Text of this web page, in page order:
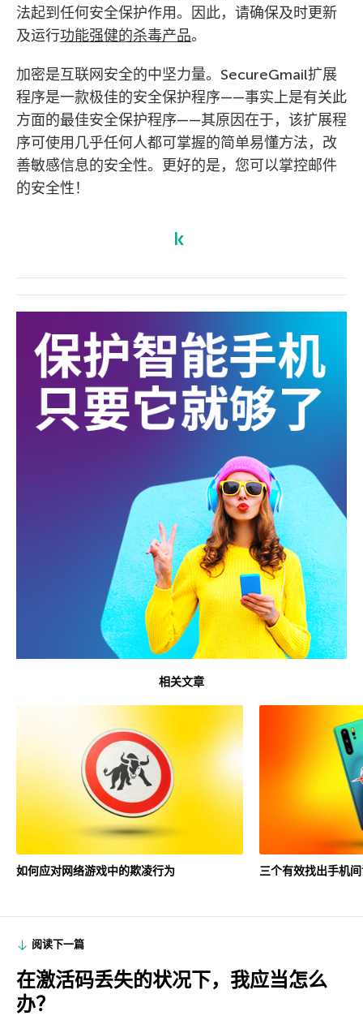
法起到任何安全保护作用。因此，请确保及时更新
及运行功能强健的杀毒产品。
加密是互联网安全的中坚力量。SecureGmail扩展
程序是一款极佳的安全保护程序——事实上是有关此
方面的最佳安全保护程序——其原因在于，该扩展程
序可使用几乎任何人都可掌握的简单易懂方法，改
善敏感信息的安全性。更好的是，您可以掌控邮件
的安全性！
相关文章
如何应对网络游戏中的欺凌行为 三个有效找出手机
阅读下一篇
在激活码丢失的状况下，我应当怎么
办？